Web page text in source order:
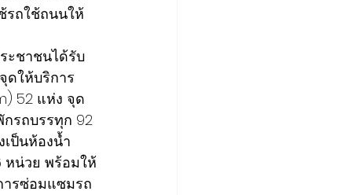
รถใช้ถนนให้
ะชาชนได้รับ
ดให้บริการ
52 แห่ง จุด
รถบรรทุก 92
ป็นห้องน้ำ
หน่วย พร้อมให้
ารซ่อมแซมรถ